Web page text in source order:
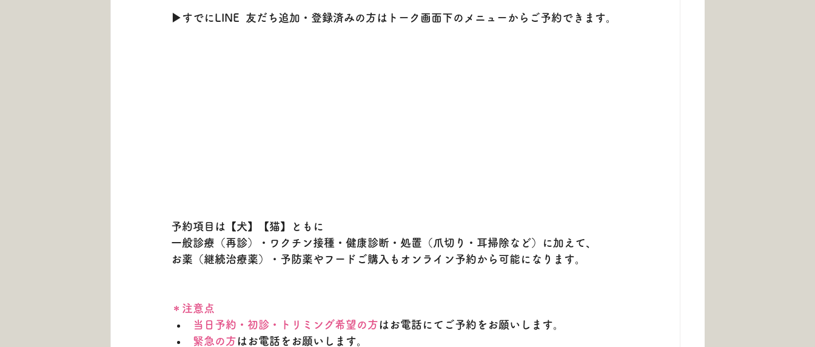
▶すでにLINE  友だち追加・登録済みの方はトーク画面下のメニューからご予約できます。
予約項目は【犬】【猫】ともに
一般診療（再診）・ワクチン接種・健康診断・処置（爪切り・耳掃除など）に加えて、
お薬（継続治療薬）・予防薬やフードご購入もオンライン予約から可能になります。
＊注意点
当日予約・初診・トリミング希望の方はお電話にてご予約をお願いします。
緊急の方はお電話をお願いします。